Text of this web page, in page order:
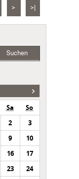
> >|
Suchen
Sa
So
2
3
9
10
16
17
23
24